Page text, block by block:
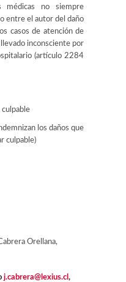
médicas no siempre
entre el autor del daño
casos de atención de
inconsciente por
(artículo 2284
culpable
los daños que
culpable)
Orellana,
j.cabrera@lexius.cl ,